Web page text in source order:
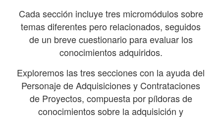
Cada sección incluye tres micromódulos sobre
temas diferentes pero relacionados, seguidos
de un breve cuestionario para evaluar los
conocimientos adquiridos.
Exploremos las tres secciones con la ayuda del
Personaje de Adquisiciones y Contrataciones
de Proyectos, compuesta por píldoras de
conocimientos sobre la adquisición y